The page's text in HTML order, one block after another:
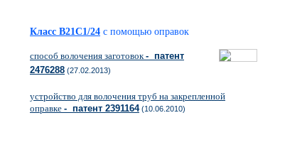
Класс B21C1/24 с помощью оправок
способ волочения заготовок- патент
2476288 (27.02.2013)
устройство для волочения труб на закрепленной
оправке - патент 2391164(10.06.2010)